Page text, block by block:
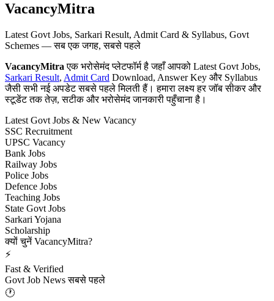
VacancyMitra
Latest Govt Jobs, Sarkari Result, Admit Card & Syllabus, Govt
Schemes — सब एक जगह, सबसे पहले
VacancyMitra एक भरोसेमंद प्लेटफॉर्म है जहाँ आपको Latest Govt Jobs,
Sarkari Result, Admit Card Download, Answer Key और Syllabus
जैसी सभी नई अपडेट सबसे पहले मिलती हैं। हमारा लक्ष्य हर जॉब सीकर और
स्टूडेंट तक तेज़, सटीक और भरोसेमंद जानकारी पहुँचाना है।
Latest Govt Jobs & New Vacancy
SSC Recruitment
UPSC Vacancy
Bank Jobs
Railway Jobs
Police Jobs
Defence Jobs
Teaching Jobs
State Govt Jobs
Sarkari Yojana
Scholarship
क्यों चुनें VacancyMitra?
⚡
Fast & Verified
Govt Job News सबसे पहले
🕐